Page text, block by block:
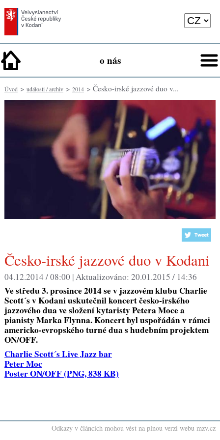
o nás
Úvod> události / archiv> 2014> Česko-irské jazzové duo v...
Česko-irské jazzové duo v Kodani
04.12.2014 / 08:00 |Aktualizováno: 20.01.2015 / 14:36
Ve středu 3. prosince 2014 se v jazzovém klubu Charlie
Scott´s v Kodani uskutečnil koncert česko-irského
jazzového dua ve složení kytaristy Petera Moce a
pianisty Marka Flynna. Koncert byl uspořádán v rámci
americko-evropského turné dua s hudebním projektem
ON/OFF.
Charlie Scott´s Live Jazz bar
Peter Moc
Poster ON/OFF (PNG, 838 KB)
Odkazy v článcích mohou vést na plnou verzi webu mzv.cz